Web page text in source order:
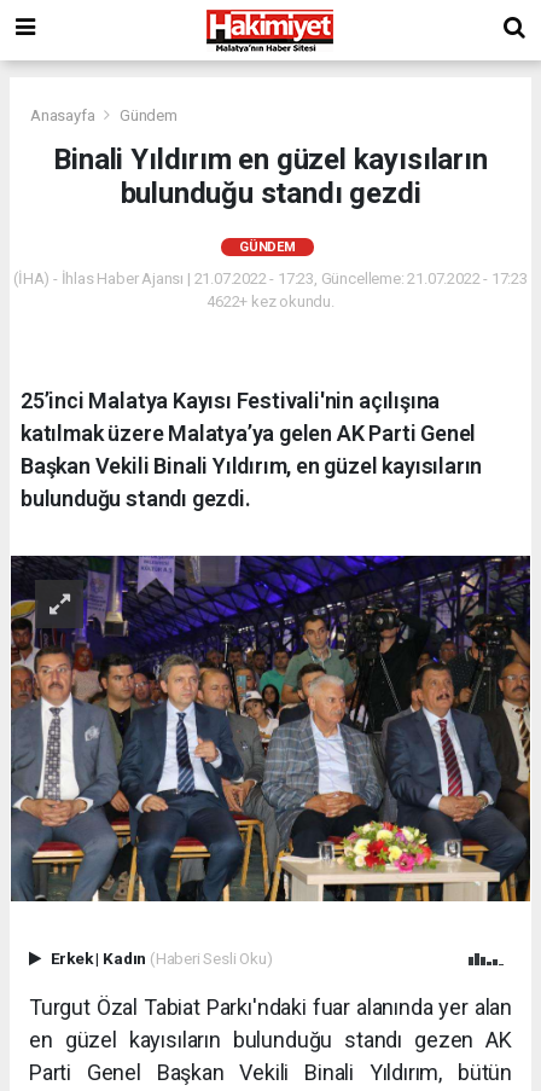
Anasayfa Gündem
Binali Yıldırım en güzel kayısıların
bulunduğu standı gezdi
GÜNDEM
(İHA) - İhlas Haber Ajansı | 21.07.2022 - 17:23, Güncelleme: 21.07.2022 - 17:23
4622+ kez okundu.
25’inci Malatya Kayısı Festivali'nin açılışına
katılmak üzere Malatya’ya gelen AK Parti Genel
Başkan Vekili Binali Yıldırım, en güzel kayısıların
bulunduğu standı gezdi.
Erkek| Kadın (Haberi Sesli Oku)
Turgut Özal Tabiat Parkı'ndaki fuar alanında yer alan
en güzel kayısıların bulunduğu standı gezen AK
Parti Genel Başkan Vekili Binali Yıldırım, bütün